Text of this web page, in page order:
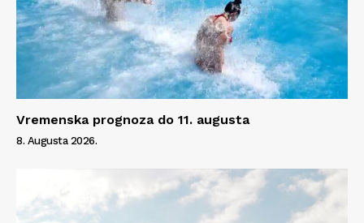
Info
Vremenska prognoza do 11. augusta
8. Augusta 2026.